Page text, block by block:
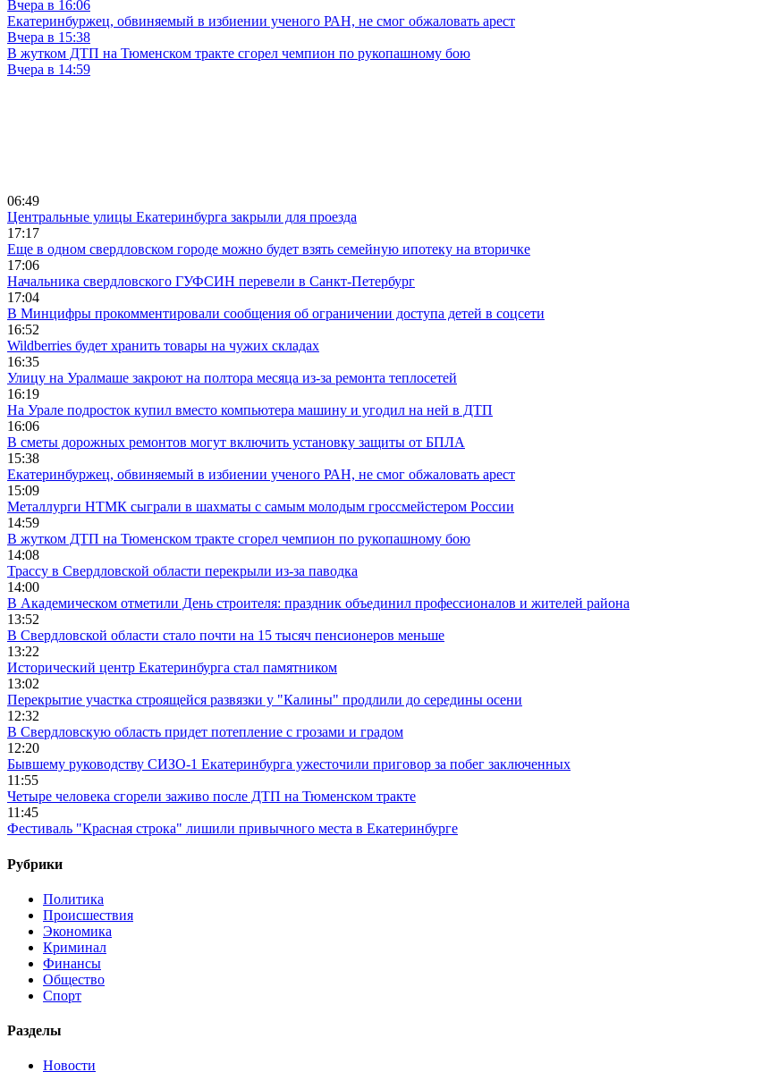
Вчера в 16:06
Екатеринбуржец, обвиняемый в избиении ученого РАН, не смог обжаловать арест
Вчера в 15:38
В жутком ДТП на Тюменском тракте сгорел чемпион по рукопашному бою
Вчера в 14:59
06:49
Центральные улицы Екатеринбурга закрыли для проезда
17:17
Еще в одном свердловском городе можно будет взять семейную ипотеку на вторичке
17:06
Начальника свердловского ГУФСИН перевели в Санкт-Петербург
17:04
В Минцифры прокомментировали сообщения об ограничении доступа детей в соцсети
16:52
Wildberries будет хранить товары на чужих складах
16:35
Улицу на Уралмаше закроют на полтора месяца из-за ремонта теплосетей
16:19
На Урале подросток купил вместо компьютера машину и угодил на ней в ДТП
16:06
В сметы дорожных ремонтов могут включить установку защиты от БПЛА
15:38
Екатеринбуржец, обвиняемый в избиении ученого РАН, не смог обжаловать арест
15:09
Металлурги НТМК сыграли в шахматы с самым молодым гроссмейстером России
14:59
В жутком ДТП на Тюменском тракте сгорел чемпион по рукопашному бою
14:08
Трассу в Свердловской области перекрыли из-за паводка
14:00
В Академическом отметили День строителя: праздник объединил профессионалов и жителей района
13:52
В Свердловской области стало почти на 15 тысяч пенсионеров меньше
13:22
Исторический центр Екатеринбурга стал памятником
13:02
Перекрытие участка строящейся развязки у "Калины" продлили до середины осени
12:32
В Свердловскую область придет потепление с грозами и градом
12:20
Бывшему руководству СИЗО-1 Екатеринбурга ужесточили приговор за побег заключенных
11:55
Четыре человека сгорели заживо после ДТП на Тюменском тракте
11:45
Фестиваль "Красная строка" лишили привычного места в Екатеринбурге
Рубрики
Политика
Происшествия
Экономика
Криминал
Финансы
Общество
Спорт
Разделы
Новости